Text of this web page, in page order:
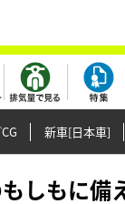
新車[日本車]
しもに備